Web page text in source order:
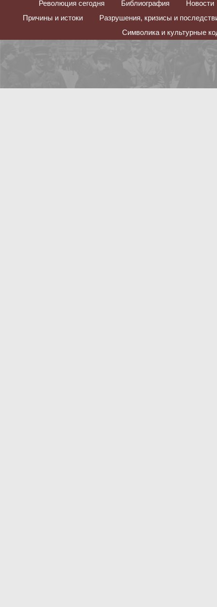
Революция сегодня Библиография
Новости
Причины и истоки
Разрушения, кризисы и
Символика и культурные